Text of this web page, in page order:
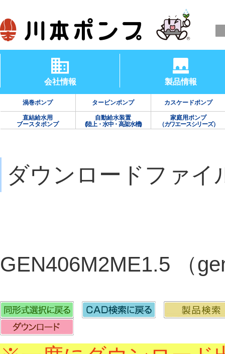
会社情報 製品情報
渦巻ポンプ タービンポンプ カスケードポンプ
直結給水用
ブースタポンプ
自動給水装置
(陸上・水中・高架水槽)
家庭用ポンプ
（カワエースシリーズ）
ダウンロードファイ
GEN406M2ME1.5